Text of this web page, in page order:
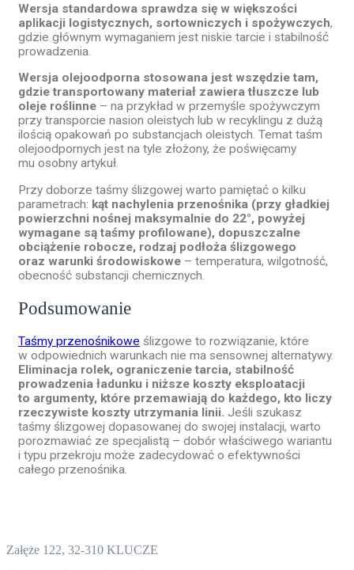
Wersja standardowa sprawdza się w większości
aplikacji logistycznych, sortowniczych i spożywczych,
gdzie głównym wymaganiem jest niskie tarcie i stabilność
prowadzenia.
Wersja olejoodporna stosowana jest wszędzie tam,
gdzie transportowany materiał zawiera tłuszcze lub
oleje roślinne – na przykład w przemyśle spożywczym
przy transporcie nasion oleistych lub w recyklingu z dużą
ilością opakowań po substancjach oleistych. Temat taśm
olejoodpornych jest na tyle złożony, że poświęcamy
mu osobny artykuł.
Przy doborze taśmy ślizgowej warto pamiętać o kilku
parametrach: kąt nachylenia przenośnika (przy gładkiej
powierzchni nośnej maksymalnie do 22°, powyżej
wymagane są taśmy profilowane), dopuszczalne
obciążenie robocze, rodzaj podłoża ślizgowego
oraz warunki środowiskowe – temperatura, wilgotność,
obecność substancji chemicznych.
Podsumowanie
Taśmy przenośnikowe ślizgowe to rozwiązanie, które
w odpowiednich warunkach nie ma sensownej alternatywy.
Eliminacja rolek, ograniczenie tarcia, stabilność
prowadzenia ładunku i niższe koszty eksploatacji
to argumenty, które przemawiają do każdego, kto liczy
rzeczywiste koszty utrzymania linii. Jeśli szukasz
taśmy ślizgowej dopasowanej do swojej instalacji, warto
porozmawiać ze specjalistą – dobór właściwego wariantu
i typu przekroju może zadecydować o efektywności
całego przenośnika.
Załęże 122, 32-310 KLUCZE